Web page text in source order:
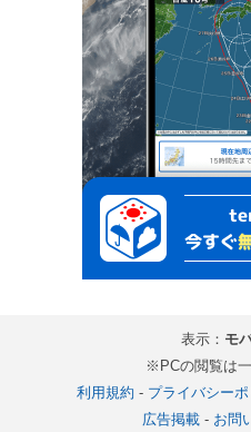
表示： モ
※PCの閲覧は
利用規約 - プライバシー
広告掲載- お問